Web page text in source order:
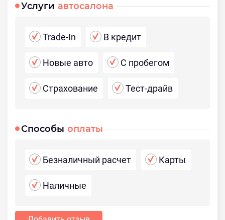
Услуги автосалона
Trade-In В кредит
Новые авто С пробегом
Страхование Тест-драйв
Способы оплаты
Безналичный расчет Карты
Наличные